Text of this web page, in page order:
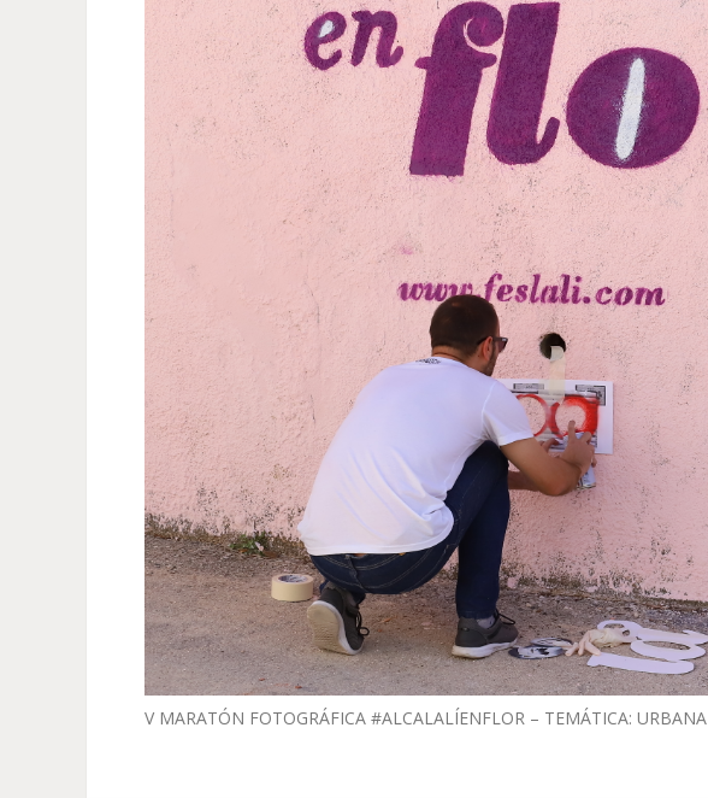
V MARATÓN FOTOGRÁFICA #ALCALALÍENFLOR – TEMÁTICA: URBANA